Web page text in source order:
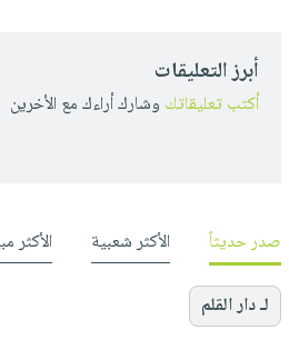
أبرز التعليقات
أكتب تعليقاتك وشارك أراءك مع الأخرين
صدر حديثاً الأكثر شعبية الأكثر
لـ دار القلم